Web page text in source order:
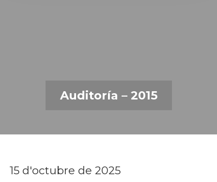
Auditoría – 2015
15 d'octubre de 2025